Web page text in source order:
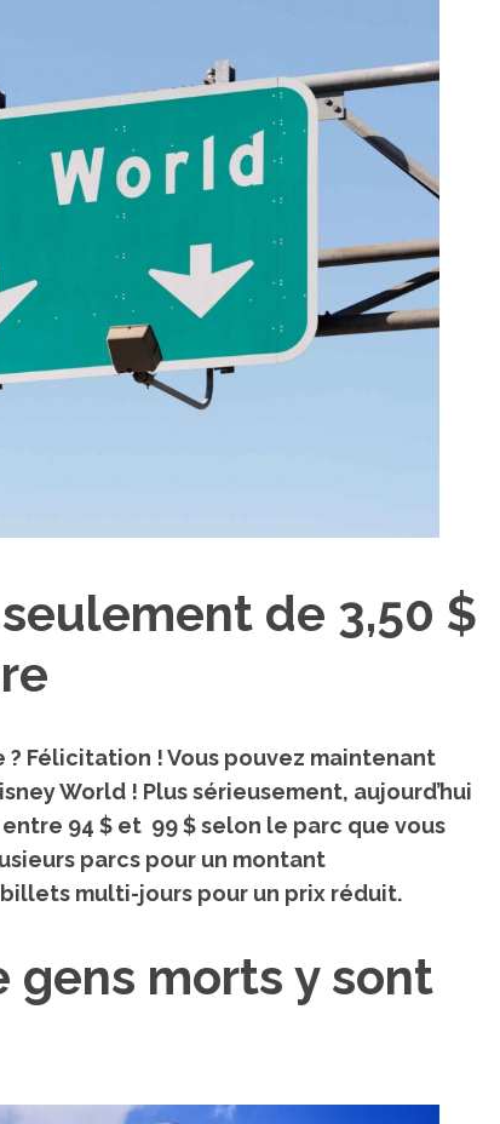
seulement de 3,50 $
Félicitation ! Vous pouvez maintenant
World ! Plus sérieusement, aujourd’hui
94 $ et 99 $selon le parc que vous
parcs pour un montant
multi-jours pour un prix réduit.
gens morts y sont